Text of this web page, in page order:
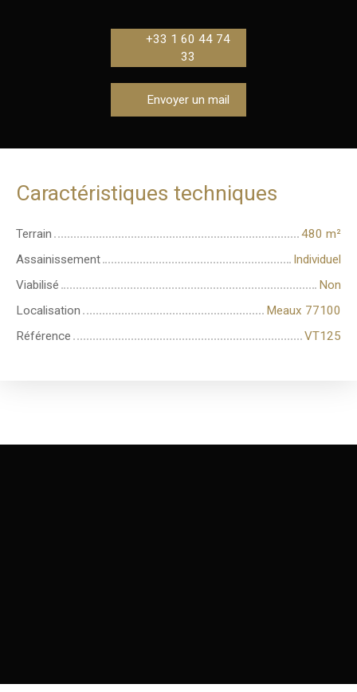
+33 1 60 44 74
33
Envoyer un mail
Caractéristiques techniques
Terrain 480 m²
Assainissement
Individuel
Viabilisé
Non
Localisation
Meaux 77100
Référence
VT125